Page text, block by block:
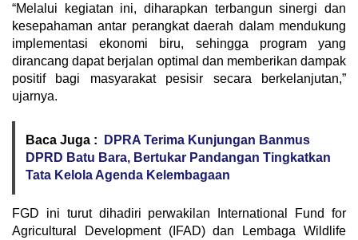
“Melalui kegiatan ini, diharapkan terbangun sinergi dan
kesepahaman antar perangkat daerah dalam mendukung
implementasi ekonomi biru, sehingga program yang
dirancang dapat berjalan optimal dan memberikan dampak
positif bagi masyarakat pesisir secara berkelanjutan,”
ujarnya.
Baca Juga :
DPRA Terima Kunjungan Banmus
DPRD Batu Bara, Bertukar Pandangan Tingkatkan
Tata Kelola Agenda Kelembagaan
FGD ini turut dihadiri perwakilan International Fund for
Agricultural Development (IFAD) dan Lembaga Wildlife